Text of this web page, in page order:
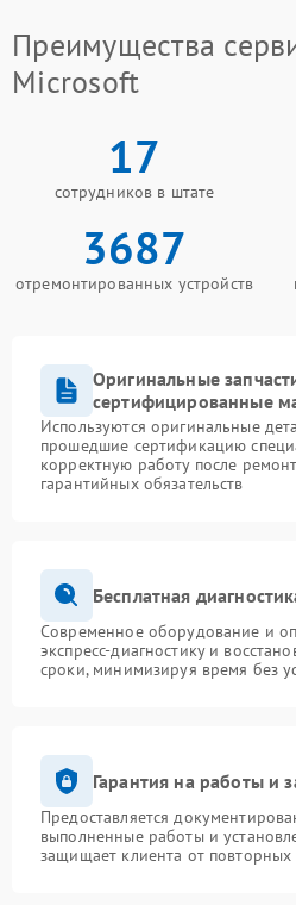
Преимущества
Microsoft
17
сотрудников в штате
3687
отремонтированных устройств
Оригинальные
сертифицированные
Используются оригинальные
прошедшие сертификацию
корректную работу после
гарантийных обязательств
Бесплатная
Современное оборудование и
экспресс-диагностику и
сроки, минимизируя время без
Гарантия на работы и
Предоставляется
выполненные работы и
защищает клиента от повторных